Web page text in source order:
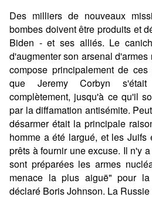
Des milliers de nouveaux
bombes doivent être produits et
Biden - et ses alliés. Le
d'augmenter son arsenal
compose principalement de
que Jeremy Corbyn
complètement, jusqu'à ce qu'il
par la diffamation antisémite.
désarmer était la principale
homme a été largué, et les Juifs
prêts à fournir une excuse. Il n'y
sont préparées les armes
menace la plus aiguë" pour
déclaré Boris Johnson. La